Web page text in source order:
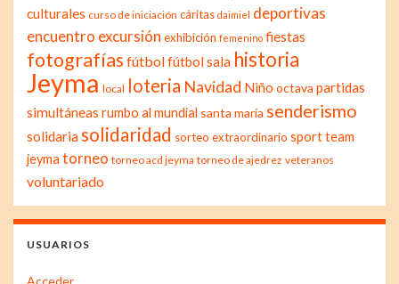
culturales curso de iniciación cáritas daimiel deportivas
encuentro excursión exhibición femenino fiestas
fotografías fútbolfútbol sala historia
Jeyma local loteria Navidad Niño octava partidas
simultáneas rumbo al mundial santa maría senderismo
solidariasolidaridad sorteo extraordinario sport team
jeyma torneo torneo acd jeyma torneo de ajedrez veteranos
voluntariado
USUARIOS
Acceder